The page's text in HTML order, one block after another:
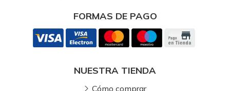
FORMAS DE PAGO
NUESTRA TIENDA
Cómo comprar